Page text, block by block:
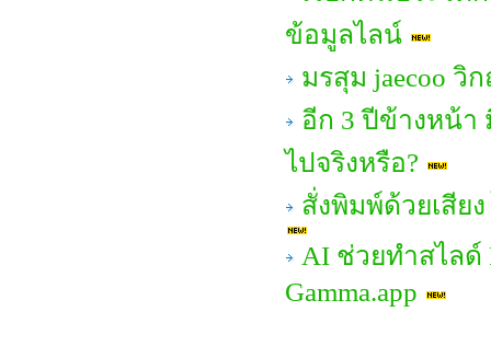
ข้อมูลไลน์
มรสุม jaecoo วิ
อีก 3 ปีข้างหน้า
ไปจริงหรือ?
สั่งพิมพ์ด้วยเสีย
AI ช่วยทำสไลด์
Gamma.app